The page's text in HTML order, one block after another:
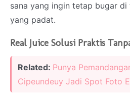
sana yang ingin tetap bugar di
yang padat.
Real Juice Solusi Praktis
Related: Punya
Cipeundeuy Jadi Spot Foto